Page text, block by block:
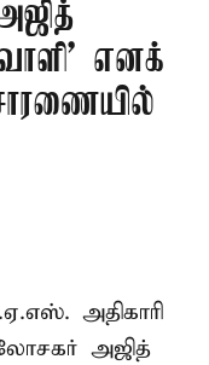
எனக்
அதிகாரி
அஜித்